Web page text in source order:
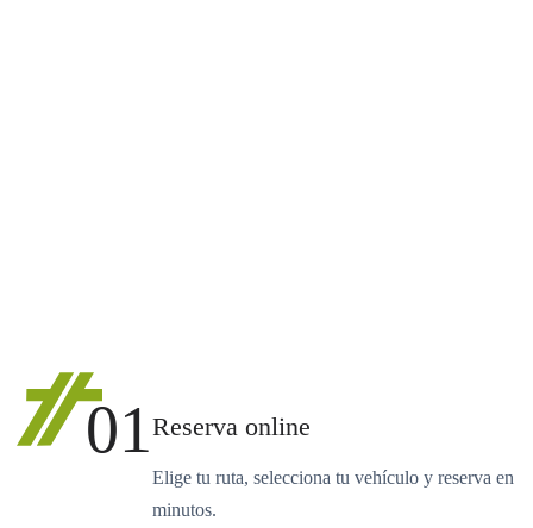
01Reserva online
Elige tu ruta, selecciona tu vehículo y reserva en
minutos.